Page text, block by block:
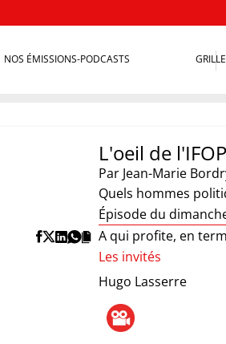
NOS ÉMISSIONS-PODCASTS
L'oeil de l'IFOP
Par Jean-Marie
Quels hommes
Épisode du
A qui profite, en
Les invités
Hugo Lasserre